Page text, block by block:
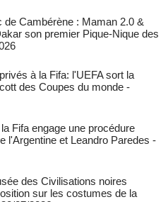
de Cambérène : Maman 2.0 &
son premier Pique-Nique des
à la Fifa: l'UEFA sort la
des Coupes du monde -
Fifa engage une procédure
l'Argentine et Leandro Paredes -
des Civilisations noires
sur les costumes de la